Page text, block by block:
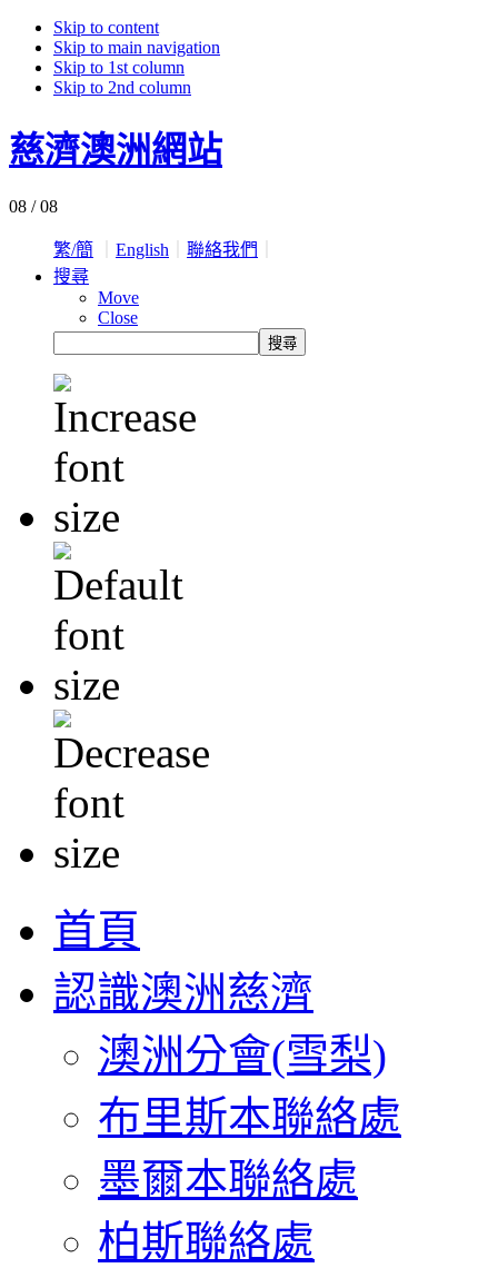
Skip to content
Skip to main navigation
Skip to 1st column
Skip to 2nd column
慈濟澳洲網站
08 / 08
繁/簡 English 聯絡我們
搜尋
Move
Close
首頁
認識澳洲慈濟
澳洲分會(雪梨)
布里斯本聯絡處
墨爾本聯絡處
柏斯聯絡處